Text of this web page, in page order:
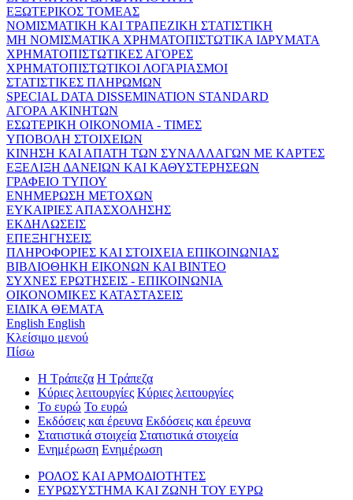
ΕΞΩΤΕΡΙΚΟΣ ΤΟΜΕΑΣ
ΝΟΜΙΣΜΑΤΙΚΗ ΚΑΙ ΤΡΑΠΕΖΙΚΗ ΣΤΑΤΙΣΤΙΚΗ
ΜΗ ΝΟΜΙΣΜΑΤΙΚΑ ΧΡΗΜΑΤΟΠΙΣΤΩΤΙΚΑ ΙΔΡΥΜΑΤΑ
ΧΡΗΜΑΤΟΠΙΣΤΩΤΙΚΕΣ ΑΓΟΡΕΣ
ΧΡΗΜΑΤΟΠΙΣΤΩΤΙΚΟΙ ΛΟΓΑΡΙΑΣΜΟΙ
ΣΤΑΤΙΣΤΙΚΕΣ ΠΛΗΡΩΜΩΝ
SPECIAL DATA DISSEMINATION STANDARD
ΑΓΟΡΑ ΑΚΙΝΗΤΩΝ
ΕΣΩΤΕΡΙΚΗ ΟΙΚΟΝΟΜΙΑ - ΤΙΜΕΣ
ΥΠΟΒΟΛΗ ΣΤΟΙΧΕΙΩΝ
ΚΙΝΗΣΗ ΚΑΙ ΑΠΑΤΗ ΤΩΝ ΣΥΝΑΛΛΑΓΩΝ ΜΕ ΚΑΡΤΕΣ
ΕΞΕΛΙΞΗ ΔΑΝΕΙΩΝ ΚΑΙ ΚΑΘΥΣΤΕΡΗΣΕΩΝ
ΓΡΑΦΕΙΟ ΤΥΠΟΥ
ΕΝΗΜΕΡΩΣΗ ΜΕΤΟΧΩΝ
ΕΥΚΑΙΡΙΕΣ ΑΠΑΣΧΟΛΗΣΗΣ
ΕΚΔΗΛΩΣΕΙΣ
ΕΠΕΞΗΓΗΣΕΙΣ
ΠΛΗΡΟΦΟΡΙΕΣ ΚΑΙ ΣΤΟΙΧΕΙΑ ΕΠΙΚΟΙΝΩΝΙΑΣ
ΒΙΒΛΙΟΘΗΚΗ ΕΙΚΟΝΩΝ ΚΑΙ ΒΙΝΤΕΟ
ΣΥΧΝΕΣ ΕΡΩΤΗΣΕΙΣ - ΕΠΙΚΟΙΝΩΝΙΑ
ΟΙΚΟΝΟΜΙΚΕΣ ΚΑΤΑΣΤΑΣΕΙΣ
ΕΙΔΙΚΑ ΘΕΜΑΤΑ
English English
Κλείσιμο μενού
Πίσω
Η Τράπεζα Η Τράπεζα
Κύριες λειτουργίες Κύριες λειτουργίες
Το ευρώ Το ευρώ
Εκδόσεις και έρευνα Εκδόσεις και έρευνα
Στατιστικά στοιχεία Στατιστικά στοιχεία
Ενημέρωση Ενημέρωση
ΡΟΛΟΣ ΚΑΙ ΑΡΜΟΔΙΟΤΗΤΕΣ
ΕΥΡΩΣΥΣΤΗΜΑ ΚΑΙ ΖΩΝΗ ΤΟΥ ΕΥΡΩ